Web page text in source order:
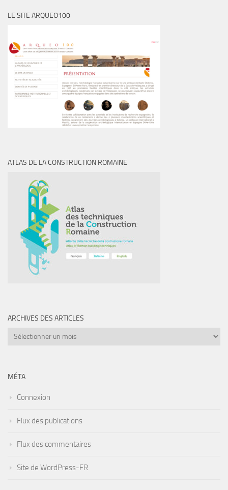
LE SITE ARQUEO100
ATLAS DE LA CONSTRUCTION ROMAINE
ARCHIVES DES ARTICLES
Archives
MÉTA
Connexion
Flux des publications
Flux des commentaires
Site de WordPress-FR